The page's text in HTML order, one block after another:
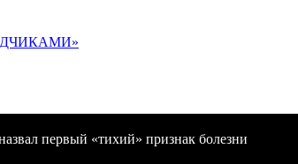
первый «тихий» признак болезни